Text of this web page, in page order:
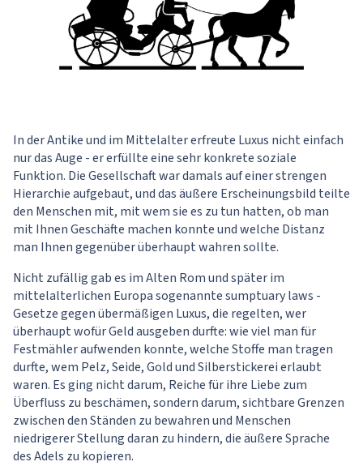
In der Antike und im Mittelalter erfreute Luxus nicht einfach
nur das Auge - er erfüllte eine sehr konkrete soziale
Funktion. Die Gesellschaft war damals auf einer strengen
Hierarchie aufgebaut, und das äußere Erscheinungsbild teilte
den Menschen mit, mit wem sie es zu tun hatten, ob man
mit Ihnen Geschäfte machen konnte und welche Distanz
man Ihnen gegenüber überhaupt wahren sollte.
Nicht zufällig gab es im Alten Rom und später im
mittelalterlichen Europa sogenannte sumptuary laws -
Gesetze gegen übermäßigen Luxus, die regelten, wer
überhaupt wofür Geld ausgeben durfte: wie viel man für
Festmähler aufwenden konnte, welche Stoffe man tragen
durfte, wem Pelz, Seide, Gold und Silberstickerei erlaubt
waren. Es ging nicht darum, Reiche für ihre Liebe zum
Überfluss zu beschämen, sondern darum, sichtbare Grenzen
zwischen den Ständen zu bewahren und Menschen
niedrigerer Stellung daran zu hindern, die äußere Sprache
des Adels zu kopieren.